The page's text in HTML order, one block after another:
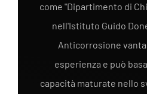
come "Dipartimento di
nell'Istituto Guido
Anticorrosione
esperienza e può
capacità maturate nello